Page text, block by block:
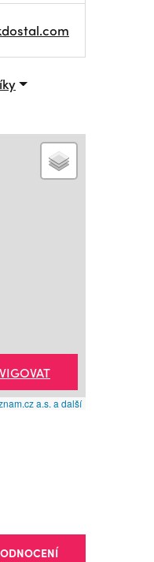
a.s. a další